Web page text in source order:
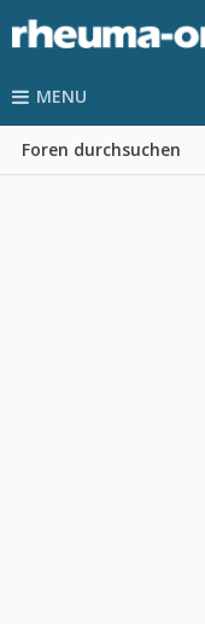
MENU
Foren durchsuchen